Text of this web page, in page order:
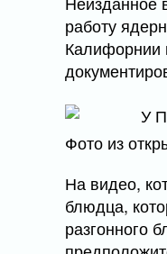
работу
Калифорнии
Фото из
На видео,
блюдца,
разгонного